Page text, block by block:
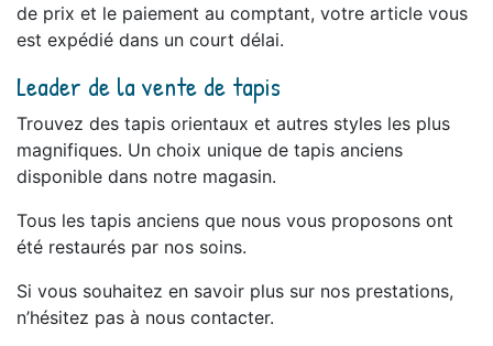
de prix et le paiement au comptant, votre article vous
est expédié dans un court délai.
Leader de la vente de tapis
Trouvez des tapis orientaux et autres styles les plus
magnifiques. Un choix unique de tapis anciens
disponible dans notre magasin.
Tous les tapis anciens que nous vous proposons ont
été restaurés par nos soins.
Si vous souhaitez en savoir plus sur nos prestations,
n’hésitez pas à nous contacter.